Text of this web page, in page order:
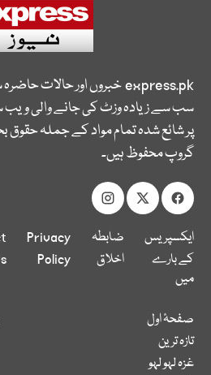
express.pkخبروں اور حالات
سب سے زیادہ وزٹ کی جانے والی
پر شائع شدہ تمام مواد کے جملہ حقوق
گروپ محفوظ ہیں۔
ایکسپریس
کے بارے
میں
ضابطہ
اخلاق
Privacy
Policy
صفحۂ اول
تازہ ترین
غزہ لہو لہو